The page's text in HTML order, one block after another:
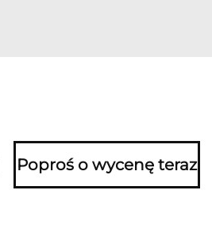
Poproś o wycenę teraz